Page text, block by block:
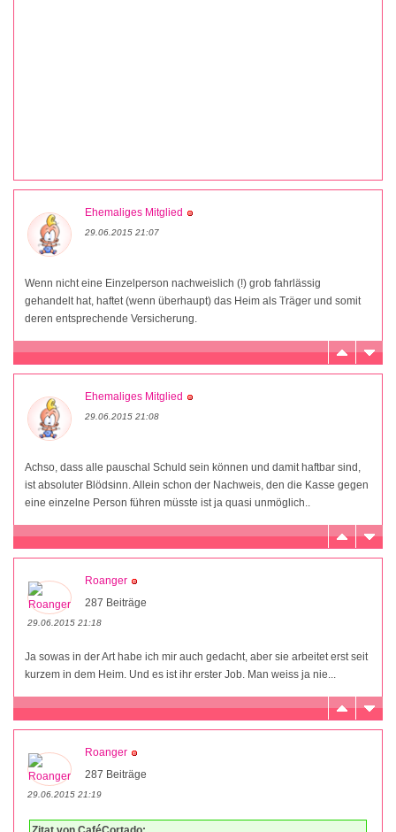
Ehemaliges Mitglied
29.06.2015 21:07
Wenn nicht eine Einzelperson nachweislich (!) grob fahrlässig
gehandelt hat, haftet (wenn überhaupt) das Heim als Träger und somit
deren entsprechende Versicherung.
Ehemaliges Mitglied
29.06.2015 21:08
Achso, dass alle pauschal Schuld sein können und damit haftbar sind,
ist absoluter Blödsinn. Allein schon der Nachweis, den die Kasse gegen
eine einzelne Person führen müsste ist ja quasi unmöglich..
Roanger
287 Beiträge
29.06.2015 21:18
Ja sowas in der Art habe ich mir auch gedacht, aber sie arbeitet erst seit
kurzem in dem Heim. Und es ist ihr erster Job. Man weiss ja nie...
Roanger
287 Beiträge
29.06.2015 21:19